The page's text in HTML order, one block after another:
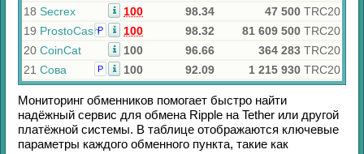
18 Secrex 100 98.34 47 500 TRC20
19 ProstoCashР 100 98.32 81 609 500 TRC20
20 CoinCat 100 96.66 364 283 TRC20
21 Сова Р 100 92.09 1 215 930 TRC20
Мониторинг обменников помогает быстро найти
надёжный сервис для обмена Ripple на Tether или другой
платёжной системы. В таблице отображаются ключевые
параметры каждого обменного пункта, такие как